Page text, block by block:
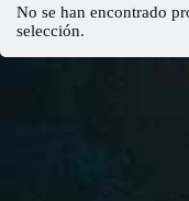
i
d
o
No se han encontrado
selección.